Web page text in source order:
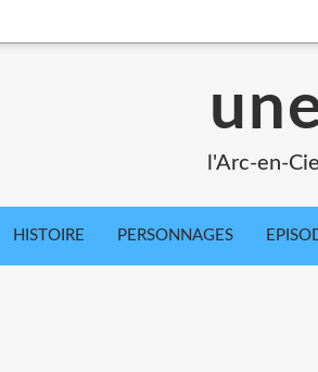
l'Arc-en-
HISTOIRE PERSONNAGES